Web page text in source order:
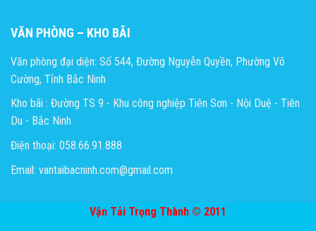
VĂN PHÒNG – KHO BÃI
Văn phòng đại diện: Số 544, Đường Nguyễn Quyền, Phường Võ
Cường, Tỉnh Bắc Ninh
Kho bãi : Đường TS 9 - Khu công nghiệp Tiên Sơn - Nội Duệ - Tiên
Du - Bắc Ninh
Điện thoại: 058.66.91.888
Email: vantaibacninh.com@gmail.com
Vận Tải Trọng Thành © 2011